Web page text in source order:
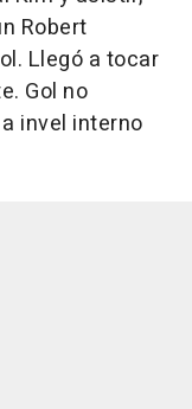
Robert
Llegó a tocar
Gol no
invel interno